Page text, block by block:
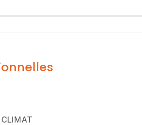
chambre et d'un bureau.
indépendant qui peut être loué et
Aude CHADUC, Tél. : 06 58 43 56